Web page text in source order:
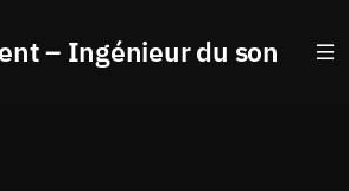
– Ingénieur du son